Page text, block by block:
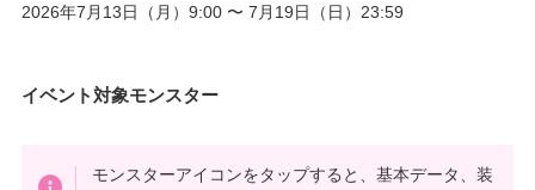
2026年7月13日（月）9:00 〜 7月19日（日）23:59
イベント対象モンスター
モンスターアイコンをタップすると、基本データ、装